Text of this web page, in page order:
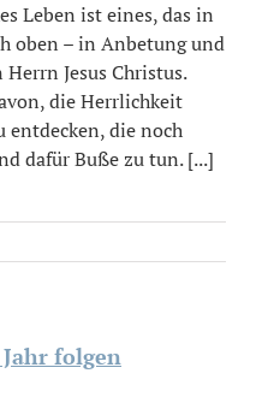
Leben ist eines, das in
oben – in Anbetung und
Jesus Christus.
die Herrlichkeit
entdecken, die noch
dafür Buße zu tun. [...]
folgen